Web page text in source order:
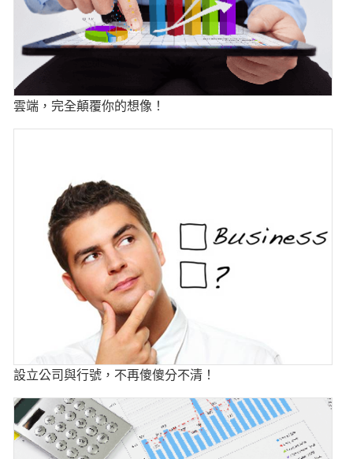
雲端，完全顛覆你的想像！
設立公司與行號，不再傻傻分不清！